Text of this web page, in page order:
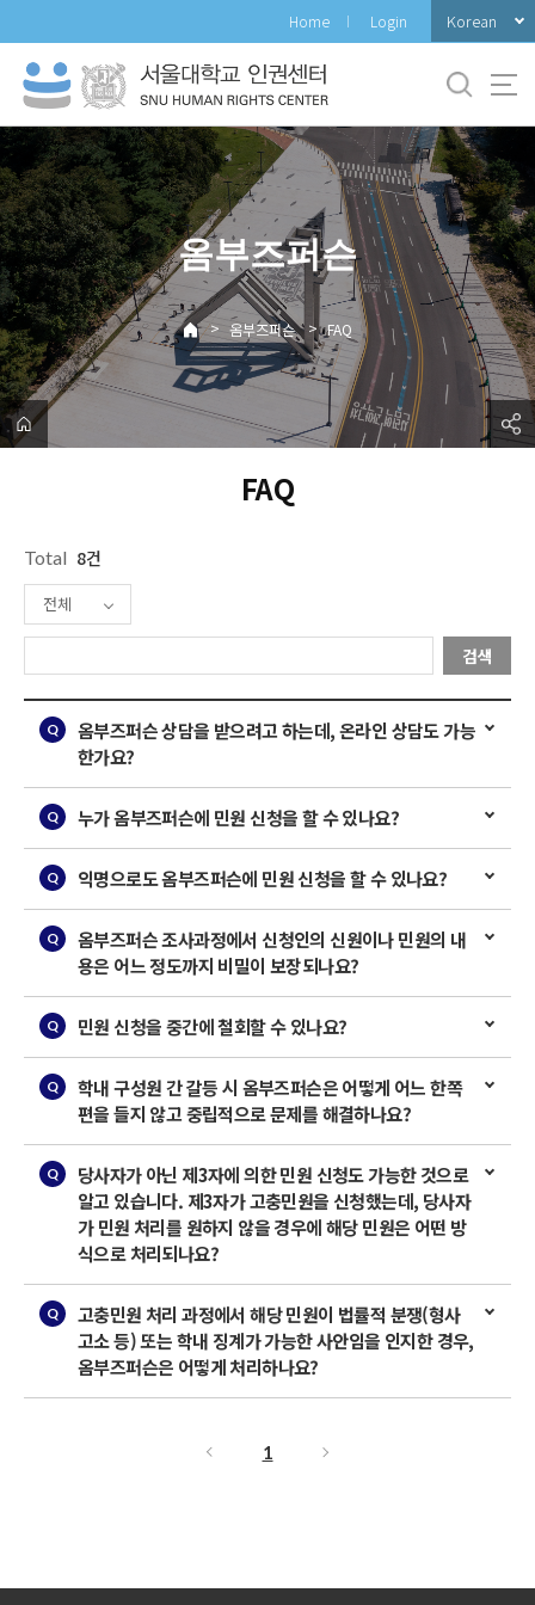
로
메
뉴
Home Login Korean
옴부즈퍼슨
> 옴부즈퍼슨 > FAQ
FAQ
Total 8건
전체
검색
옴부즈퍼슨 상담을 받으려고 하는데, 온라인 상담도 가능
한가요?
누가 옴부즈퍼슨에 민원 신청을 할 수 있나요?
익명으로도 옴부즈퍼슨에 민원 신청을 할 수 있나요?
옴부즈퍼슨 조사과정에서 신청인의 신원이나 민원의 내
용은 어느 정도까지 비밀이 보장되나요?
민원 신청을 중간에 철회할 수 있나요?
학내 구성원 간 갈등 시 옴부즈퍼슨은 어떻게 어느 한쪽
편을 들지 않고 중립적으로 문제를 해결하나요?
당사자가 아닌 제3자에 의한 민원 신청도 가능한 것으로
알고 있습니다. 제3자가 고충민원을 신청했는데, 당사자
가 민원 처리를 원하지 않을 경우에 해당 민원은 어떤 방
식으로 처리되나요?
고충민원 처리 과정에서 해당 민원이 법률적 분쟁(형사
고소 등) 또는 학내 징계가 가능한 사안임을 인지한 경우,
옴부즈퍼슨은 어떻게 처리하나요?
1